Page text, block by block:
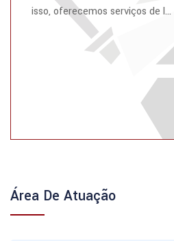
isso, oferecemos serviços de l...
Área De Atuação